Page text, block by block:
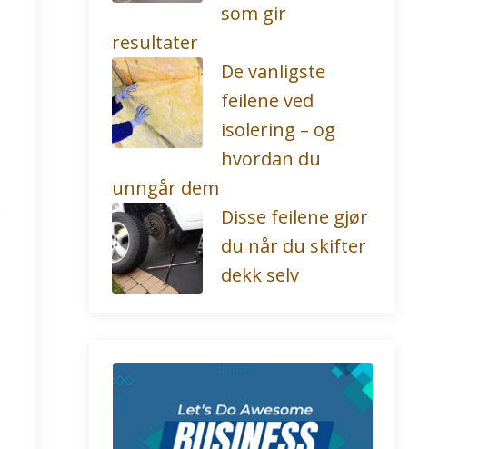
som gir
resultater
De vanligste
feilene ved
isolering – og
hvordan du
unngår dem
Disse feilene gjør
du når du skifter
dekk selv